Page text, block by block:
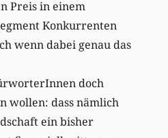
Preis in einem
Konkurrenten
wenn dabei genau das
doch
wollen: dass nämlich
ein bisher